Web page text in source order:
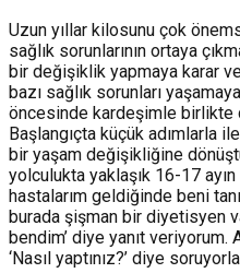
Uzun yıllar kilosunu çok
sağlık sorunlarının ortaya
bir değişiklik yapmaya karar
bazı sağlık sorunları
öncesinde kardeşimle birlikte
Başlangıçta küçük adımlarla
bir yaşam değişikliğine
yolculukta yaklaşık 16-17
hastalarım geldiğinde beni
burada şişman bir diyetisyen
bendim’ diye yanıt veriyorum.
‘Nasıl yaptınız?’ diye